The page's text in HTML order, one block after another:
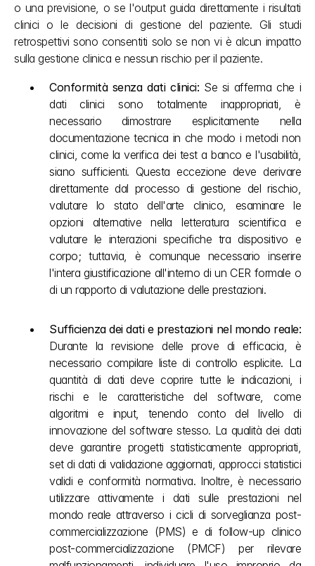
o una previsione, o se l'output guida direttamente i risultati
clinici o le decisioni di gestione del paziente. Gli studi
retrospettivi sono consentiti solo se non vi è alcun impatto
sulla gestione clinica e nessun rischio per il paziente.
Conformità senza dati clinici: Se si afferma che i
dati clinici sono totalmente inappropriati, è
necessario dimostrare esplicitamente nella
documentazione tecnica in che modo i metodi non
clinici, come la verifica dei test a banco e l'usabilità,
siano sufficienti. Questa eccezione deve derivare
direttamente dal processo di gestione del rischio,
valutare lo stato dell'arte clinico, esaminare le
opzioni alternative nella letteratura scientifica e
valutare le interazioni specifiche tra dispositivo e
corpo; tuttavia, è comunque necessario inserire
l'intera giustificazione all'interno di un CER formale o
di un rapporto di valutazione delle prestazioni.
Durante la revisione delle prove di efficacia, è
necessario compilare liste di controllo esplicite. La
quantità di dati deve coprire tutte le indicazioni, i
rischi e le caratteristiche del software, come
algoritmi e input, tenendo conto del livello di
innovazione del software stesso. La qualità dei dati
deve garantire progetti statisticamente appropriati,
set di dati di validazione aggiornati, approcci statistici
validi e conformità normativa. Inoltre, è necessario
utilizzare attivamente i dati sulle prestazioni nel
mondo reale attraverso i cicli di sorveglianza post-
commercializzazione (PMS) e di follow-up clinico
post-commercializzazione (PMCF) per rilevare